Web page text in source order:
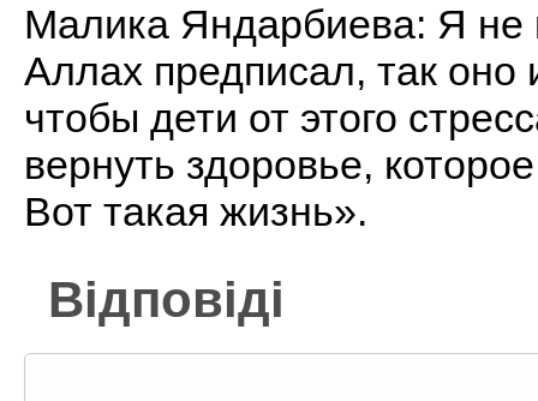
Малика Яндарбиева: Я не
Аллах предписал, так оно
чтобы дети от этого
вернуть здоровье,
Вот такая жизнь».
Відповіді